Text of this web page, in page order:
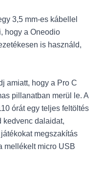
3,5 mm-es kábellel
hogy a Oneodio
is használd,
amiatt, hogy a Pro C
pillanatban merül le. A
órát egy teljes feltöltés
kedvenc dalaidat,
megszakítás
mellékelt micro USB